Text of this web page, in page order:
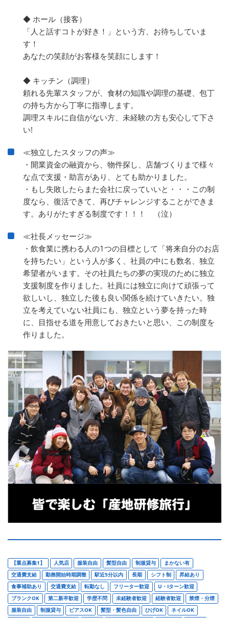
◆ ホール（接客）
「人と話すコトが好き！」という方、お待ちしていま
す！
あなたの笑顔がお客様を笑顔にします！
◆ キッチン（調理）
頼れる先輩スタッフが、食材の知識や調理の基礎、包丁
の持ち方から丁寧に指導します。
調理スキルに自信がない方、未経験の方も安心して下さ
い!
≪独立したスタッフの声≫
・開業資金の融資から、物件探し、店舗づくりまで様々
な点で支援・助言があり、とても助かりました。
・もし失敗したらまた会社に戻っていいと・・・この制
度なら、復活できて、再びチャレンジすることができま
す。ありがたすぎる制度です！！！ （泣）
≪社長メッセージ≫
・飲食業に携わる人の1つの目標として「将来自分のお店
を持ちたい」という人が多く、社員の中にも数名、独立
希望者がいます。その社員たちの夢の実現のために独立
支援制度を作りました。社員には独立に向けて頑張って
欲しいし、独立した後も良い関係を続けていきたい。独
立を考えていない社員にも、独立という夢を持った時
に、目指せる道を用意しておきたいと思い、この制度を
作りました。
【重点募集1】 人気店 服装自由 髪型自由 制服貸与
まかない有
交通費支給
勤務開始時期調整 駅近5分以内 長期 シフト制
昇給あり
食事補助あり
交通費支給 転勤なし フリーター歓迎
U・Iターン歓迎
ブランクOK
第二新卒歓迎 学歴不問 未経験者歓迎 経験者歓迎
禁煙・分煙
服装自由
制服貸与 ピアスOK 髪型・髪色自由 ひげOK
ネイルOK